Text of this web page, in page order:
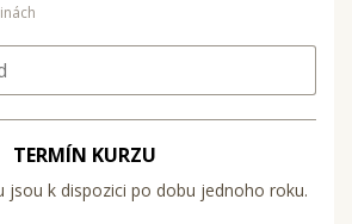
TERMÍN KURZU
jsou k dispozici po dobu jednoho roku.